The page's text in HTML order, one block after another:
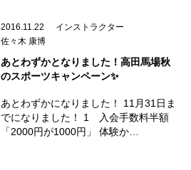
2016.11.22
インストラクター
佐々木 康博
あとわずかとなりました！高田馬場秋
のスポーツキャンペーン✨
あとわずかになりました！ 11月31日ま
でになりました！ 1 入会手数料半額
「2000円が1000円」 体験か…